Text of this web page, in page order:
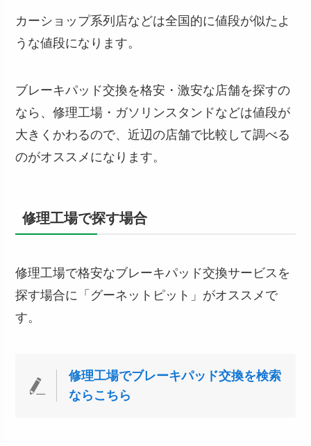
カーショップ系列店などは全国的に値段が似たよ
うな値段になります。
ブレーキパッド交換を格安・激安な店舗を探すの
なら、修理工場・ガソリンスタンドなどは値段が
大きくかわるので、近辺の店舗で比較して調べる
のがオススメになります。
修理工場で探す場合
修理工場で格安なブレーキパッド交換サービスを
探す場合に「グーネットピット」がオススメで
す。
修理工場でブレーキパッド交換を検索
ならこちら